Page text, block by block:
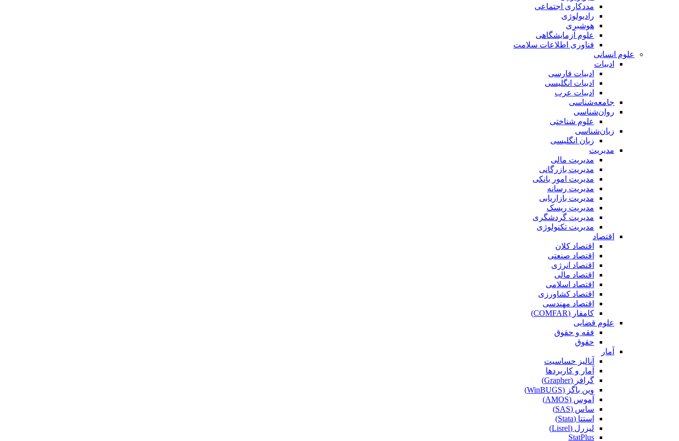
مددکاری اجتماعی
رادیولوژی
هوشبری
علوم آزمایشگاهی
فناوری اطلاعات سلامت
علوم انسانی
ادبیات
ادبیات فارسی
ادبیات انگلیسی
ادبیات عرب
جامعه‌شناسی
روان‌شناسی
علوم شناختی
زبان‌شناسی
زبان انگلیسی
مدیریت
مدیریت مالی
مدیریت بازرگانی
مدیریت امور بانکی
مدیریت رسانه
مدیریت بازاریابی
مدیریت ریسک
مدیریت گردشگری
مدیریت تکنولوژی
اقتصاد
اقتصاد کلان
اقتصاد صنعتی
اقتصاد انرژی
اقتصاد مالی
اقتصاد اسلامی
اقتصاد کشاورزی
اقتصاد مهندسی
کامفار (COMFAR)
علوم قضایی
فقه و حقوق
حقوق
آمار
آنالیز حساسیت
آمار و کاربردها
گرافر (Grapher)
وین باگز (WinBUGS)
آموس (AMOS)
ساس (SAS)
استتا (Stata)
لیزرل (Lisrel)
StatPlus